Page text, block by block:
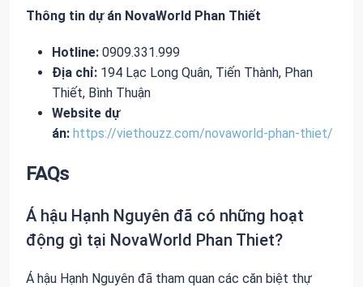
Thông tin dự án NovaWorld Phan Thiết
Hotline: 0909.331.999
Địa chỉ: 194 Lạc Long Quân, Tiến Thành, Phan
Thiết, Bình Thuận
Website dự
án: https://viethouzz.com/novaworld-phan-thiet/
FAQs
Á hậu Hạnh Nguyên đã có những hoạt
động gì tại NovaWorld Phan Thiet?
Á hậu Hạnh Nguyên đã tham quan các căn biệt thự